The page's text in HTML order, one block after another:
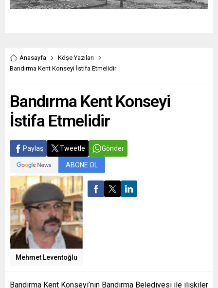
Anasayfa
Köşe Yazıları
Bandırma Kent Konseyi İstifa Etmelidir
Bandırma Kent Konseyi
İstifa Etmelidir
Paylaş Tweetle Gönder
ABONE OL
Mehmet Leventoğlu
Bandırma Kent Konseyi’nin Bandırma Belediyesi ile ilişkiler